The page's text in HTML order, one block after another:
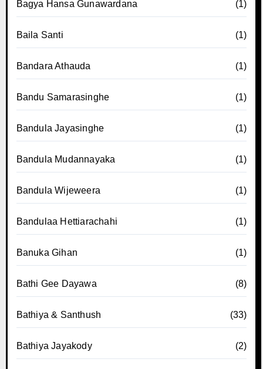
Bagya Hansa Gunawardana (1)
Baila Santi (1)
Bandara Athauda (1)
Bandu Samarasinghe (1)
Bandula Jayasinghe (1)
Bandula Mudannayaka (1)
Bandula Wijeweera (1)
Bandulaa Hettiarachahi (1)
Banuka Gihan (1)
Bathi Gee Dayawa (8)
Bathiya & Santhush (33)
Bathiya Jayakody (2)